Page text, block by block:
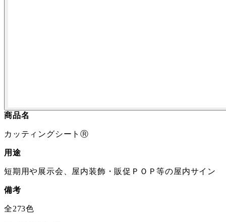
商品名
カッティングシートⓇ
用途
短期用や展示会、屋内装飾・販促ＰＯＰ等の屋内サイン
備考
全273色